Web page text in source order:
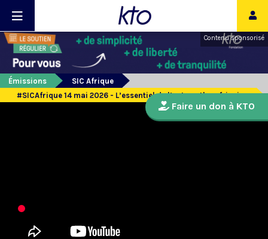
Contenu sponsorisé
Émissions
SIC Afrique
#SICAfrique 14 mai 2026 - L’essentiel de l’actu catho africaine
Faire un don à KTO